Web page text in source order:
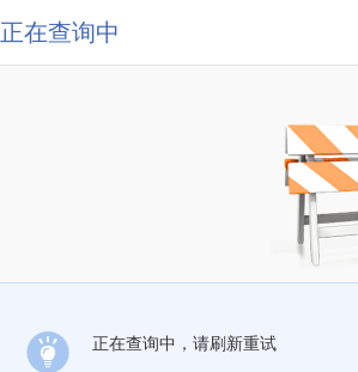
正在查询中
正在查询中，请刷新重试